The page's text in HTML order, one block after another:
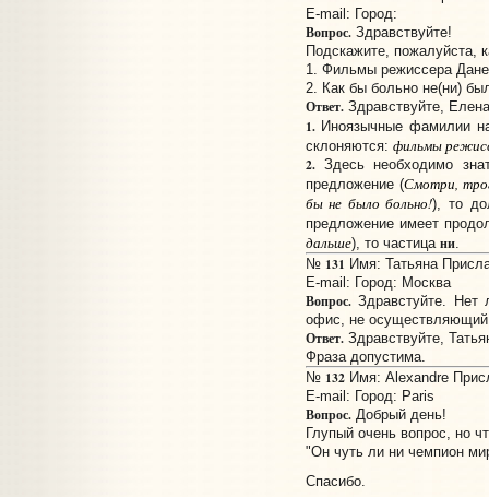
E-mail: Город:
Вопрос.Здравствуйте!
Подскажите, пожалуйста,
1. Фильмы режиссера
2. Как бы больно не(ни)
Ответ.Здравствуйте,
1.Иноязычные фамилии
склоняются: фильмы
2.Здесь необходимо
предложение (Смотри,
бы не было больно!), то
предложение имеет
дальше), то частица ни.
№ 131 Имя: Татьяна
E-mail: Город: Москва
Вопрос.Здравстуйте. Нет
офис, не осуществляющий
Ответ.Здравствуйте,
Фраза допустима.
№ 132Имя: Alexandre
E-mail: Город: Paris
Вопрос.Добрый день!
Глупый очень вопрос, но
"Он чуть ли ни чемпион
Спасибо.